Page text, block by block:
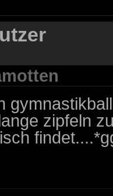
zipfeln